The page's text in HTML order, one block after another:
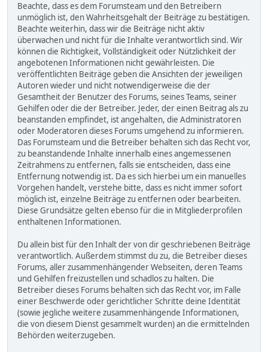
Beachte, dass es dem Forumsteam und den Betreibern
unmöglich ist, den Wahrheitsgehalt der Beiträge zu bestätigen.
Beachte weiterhin, dass wir die Beiträge nicht aktiv
überwachen und nicht für die Inhalte verantwortlich sind. Wir
können die Richtigkeit, Vollständigkeit oder Nützlichkeit der
angebotenen Informationen nicht gewährleisten. Die
veröffentlichten Beiträge geben die Ansichten der jeweiligen
Autoren wieder und nicht notwendigerweise die der
Gesamtheit der Benutzer des Forums, seines Teams, seiner
Gehilfen oder die der Betreiber. Jeder, der einen Beitrag als zu
beanstanden empfindet, ist angehalten, die Administratoren
oder Moderatoren dieses Forums umgehend zu informieren.
Das Forumsteam und die Betreiber behalten sich das Recht vor,
zu beanstandende Inhalte innerhalb eines angemessenen
Zeitrahmens zu entfernen, falls sie entscheiden, dass eine
Entfernung notwendig ist. Da es sich hierbei um ein manuelles
Vorgehen handelt, verstehe bitte, dass es nicht immer sofort
möglich ist, einzelne Beiträge zu entfernen oder bearbeiten.
Diese Grundsätze gelten ebenso für die in Mitgliederprofilen
enthaltenen Informationen.
Du allein bist für den Inhalt der von dir geschriebenen Beiträge
verantwortlich. Außerdem stimmst du zu, die Betreiber dieses
Forums, aller zusammenhängender Webseiten, deren Teams
und Gehilfen freizustellen und schadlos zu halten. Die
Betreiber dieses Forums behalten sich das Recht vor, im Falle
einer Beschwerde oder gerichtlicher Schritte deine Identität
(sowie jegliche weitere zusammenhängende Informationen,
die von diesem Dienst gesammelt wurden) an die ermittelnden
Behörden weiterzugeben.